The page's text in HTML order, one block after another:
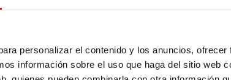
personalizar el contenido y los anuncios,
información sobre el uso que haga del sitio web